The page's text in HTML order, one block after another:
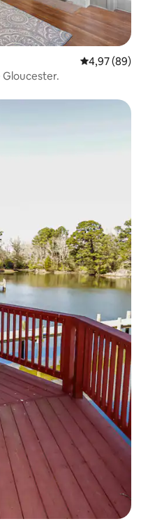
Note
4,97 (89)
Gloucester.
plus aimés